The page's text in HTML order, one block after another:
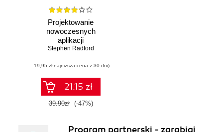
Projektowanie
nowoczesnych
aplikacji
sieciowych z
AngularJS i
Bootstrapa
Stephen Radford
(19,95 zł najniższa cena z 30 dni)
21.15 zł
39.90zł (-47%)
Program partnerski - zarabiaj